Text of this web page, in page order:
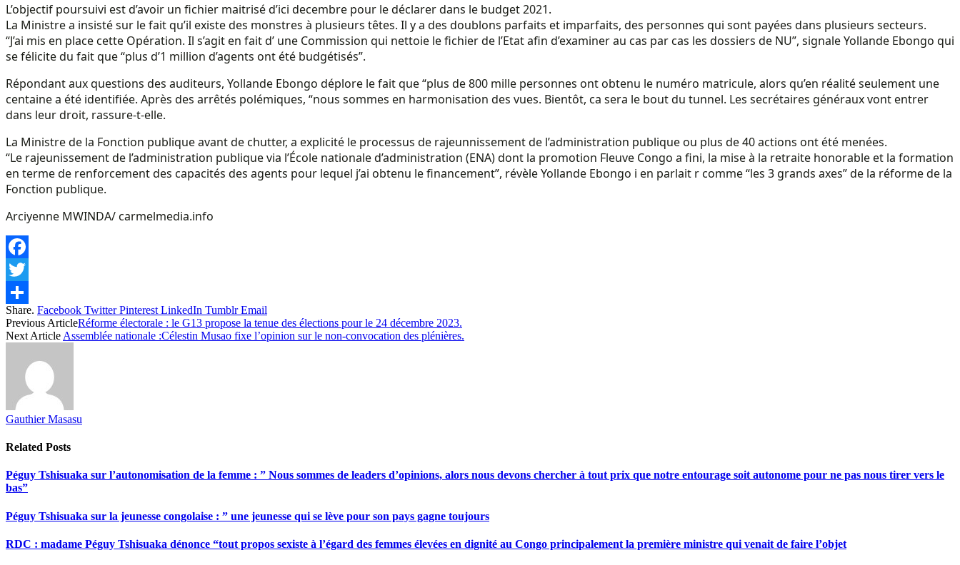
L’objectif poursuivi est d’avoir un fichier maitrisé d’ici decembre pour le déclarer dans le budget 2021.
La Ministre a insisté sur le fait qu’il existe des monstres à plusieurs têtes. Il y a des doublons parfaits et imparfaits, des personnes qui sont payées dans plusieurs secteurs.
“J’ai mis en place cette Opération. Il s’agit en fait d’ une Commission qui nettoie le fichier de l’Etat afin d’examiner au cas par cas les dossiers de NU”, signale Yollande Ebongo qui
se félicite du fait que “plus d’1 million d’agents ont été budgétisés”.
Répondant aux questions des auditeurs, Yollande Ebongo déplore le fait que “plus de 800 mille personnes ont obtenu le numéro matricule, alors qu’en réalité seulement une
centaine a été identifiée. Après des arrêtés polémiques, “nous sommes en harmonisation des vues. Bientôt, ca sera le bout du tunnel. Les secrétaires généraux vont entrer
dans leur droit, rassure-t-elle.
La Ministre de la Fonction publique avant de chutter, a explicité le processus de rajeunnissement de l’administration publique ou plus de 40 actions ont été menées.
“Le rajeunissement de l’administration publique via l’École nationale d’administration (ENA) dont la promotion Fleuve Congo a fini, la mise à la retraite honorable et la formation
en terme de renforcement des capacités des agents pour lequel j’ai obtenu le financement”, révèle Yollande Ebongo i en parlait r comme “les 3 grands axes” de la réforme de la
Fonction publique.
Arciyenne MWINDA/ carmelmedia.info
Facebook
Twitter
Share
Share. Facebook Twitter Pinterest LinkedIn Tumblr Email
Previous ArticleRéforme électorale : le G13 propose la tenue des élections pour le 24 décembre 2023.
Next Article Assemblée nationale :Célestin Musao fixe l’opinion sur le non-convocation des plénières.
Gauthier Masasu
Related Posts
Péguy Tshisuaka sur l’autonomisation de la femme : ” Nous sommes de leaders d’opinions, alors nous devons chercher à tout prix que notre entourage soit autonome pour ne pas nous tirer vers le
bas”
Péguy Tshisuaka sur la jeunesse congolaise : ” une jeunesse qui se lève pour son pays gagne toujours
RDC : madame Péguy Tshisuaka dénonce “tout propos sexiste à l’égard des femmes élevées en dignité au Congo principalement la première ministre qui venait de faire l’objet